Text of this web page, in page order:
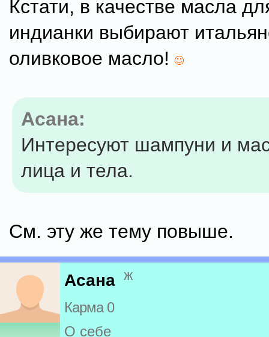
Кстати, в качестве масла
индианки выбирают
оливковое масло!
Асана:
Интересуют шампуни и
лица и тела.
См. эту же тему повыше.
Асана ж
Карма 0
О себе